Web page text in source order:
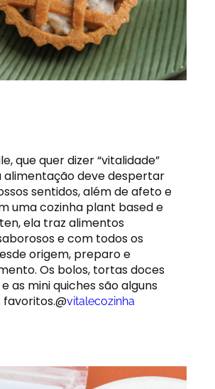
que quer dizer “vitalidade”
alimentação deve despertar
sentidos, além de afeto e
uma cozinha plant based e
ela traz alimentos
e com todos os
origem, preparo e
Os bolos, tortas doces
as mini quiches são alguns
favoritos.@vitalecozinha